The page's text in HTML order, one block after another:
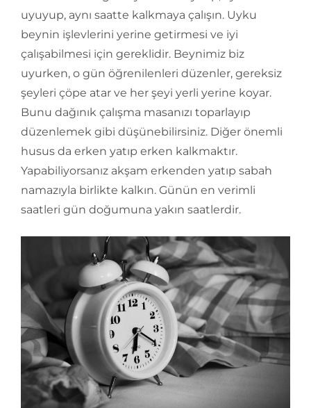
uyuyup, aynı saatte kalkmaya çalışın. Uyku
beynin işlevlerini yerine getirmesi ve iyi
çalışabilmesi için gereklidir. Beynimiz biz
uyurken, o gün öğrenilenleri düzenler, gereksiz
şeyleri çöpe atar ve her şeyi yerli yerine koyar.
Bunu dağınık çalışma masanızı toparlayıp
düzenlemek gibi düşünebilirsiniz. Diğer önemli
husus da erken yatıp erken kalkmaktır.
Yapabiliyorsanız akşam erkenden yatıp sabah
namazıyla birlikte kalkın. Günün en verimli
saatleri gün doğumuna yakın saatlerdir.